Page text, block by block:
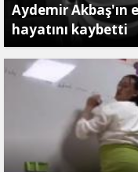
Aydemir Akbaş'ın
hayatını kaybetti